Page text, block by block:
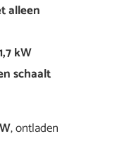
alleen
kW
schaalt
, ontladen